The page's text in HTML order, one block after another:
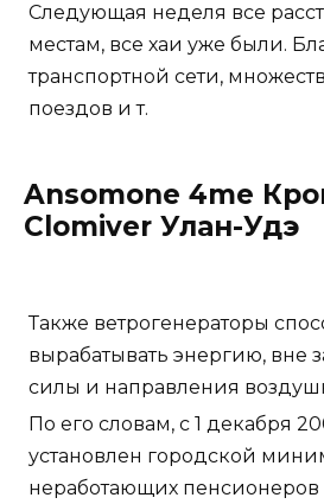
Следующая неделя все
местам, все хаи уже были.
транспортной сети,
поездов и т.
Ansomone 4me
Clomiver Улан-Удэ
Также ветрогенераторы
вырабатывать энергию, вне
силы и направления
По его словам, с 1 декабря
установлен городской
неработающих пенсионеров